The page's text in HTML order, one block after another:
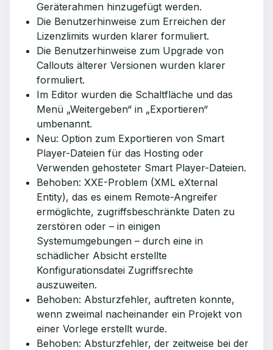
Geräterahmen hinzugefügt werden.
Die Benutzerhinweise zum Erreichen der
Lizenzlimits wurden klarer formuliert.
Die Benutzerhinweise zum Upgrade von
Callouts älterer Versionen wurden klarer
formuliert.
Im Editor wurden die Schaltfläche und das
Menü „Weitergeben“ in „Exportieren“
umbenannt.
Neu: Option zum Exportieren von Smart
Player-Dateien für das Hosting oder
Verwenden gehosteter Smart Player-Dateien.
Behoben: XXE-Problem (XML eXternal
Entity), das es einem Remote-Angreifer
ermöglichte, zugriffsbeschränkte Daten zu
zerstören oder – in einigen
Systemumgebungen – durch eine in
schädlicher Absicht erstellte
Konfigurationsdatei Zugriffsrechte
auszuweiten.
Behoben: Absturzfehler, auftreten konnte,
wenn zweimal nacheinander ein Projekt von
einer Vorlege erstellt wurde.
Behoben: Absturzfehler, der zeitweise bei der